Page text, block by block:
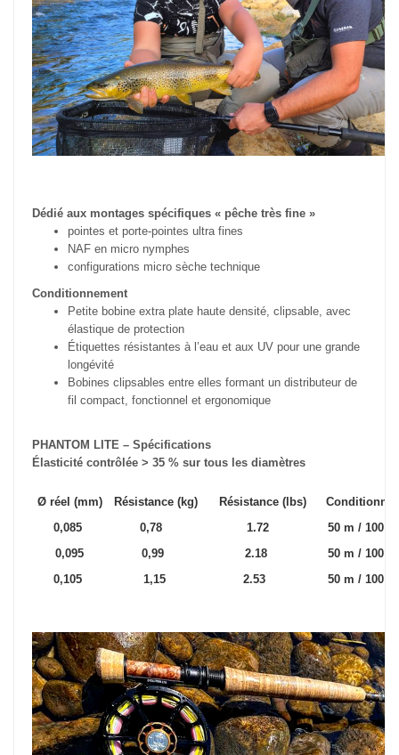
Dédié aux montages spécifiques « pêche très fine »
pointes et porte-pointes ultra fines
NAF en micro nymphes
configurations micro sèche technique
Conditionnement
Petite bobine extra plate haute densité, clipsable, avec
élastique de protection
Étiquettes résistantes à l’eau et aux UV pour une grande
longévité
Bobines clipsables entre elles formant un distributeur de
fil compact, fonctionnel et ergonomique
PHANTOM LITE – Spécifications
Élasticité contrôlée > 35 % sur tous les diamètres
Ø réel (mm) Résistance (kg) Résistance (lbs)
0,085
0,78 1.72
50 m /
0,095
0,99 2.18
50 m /
0,105
1,15 2.53 50 m /